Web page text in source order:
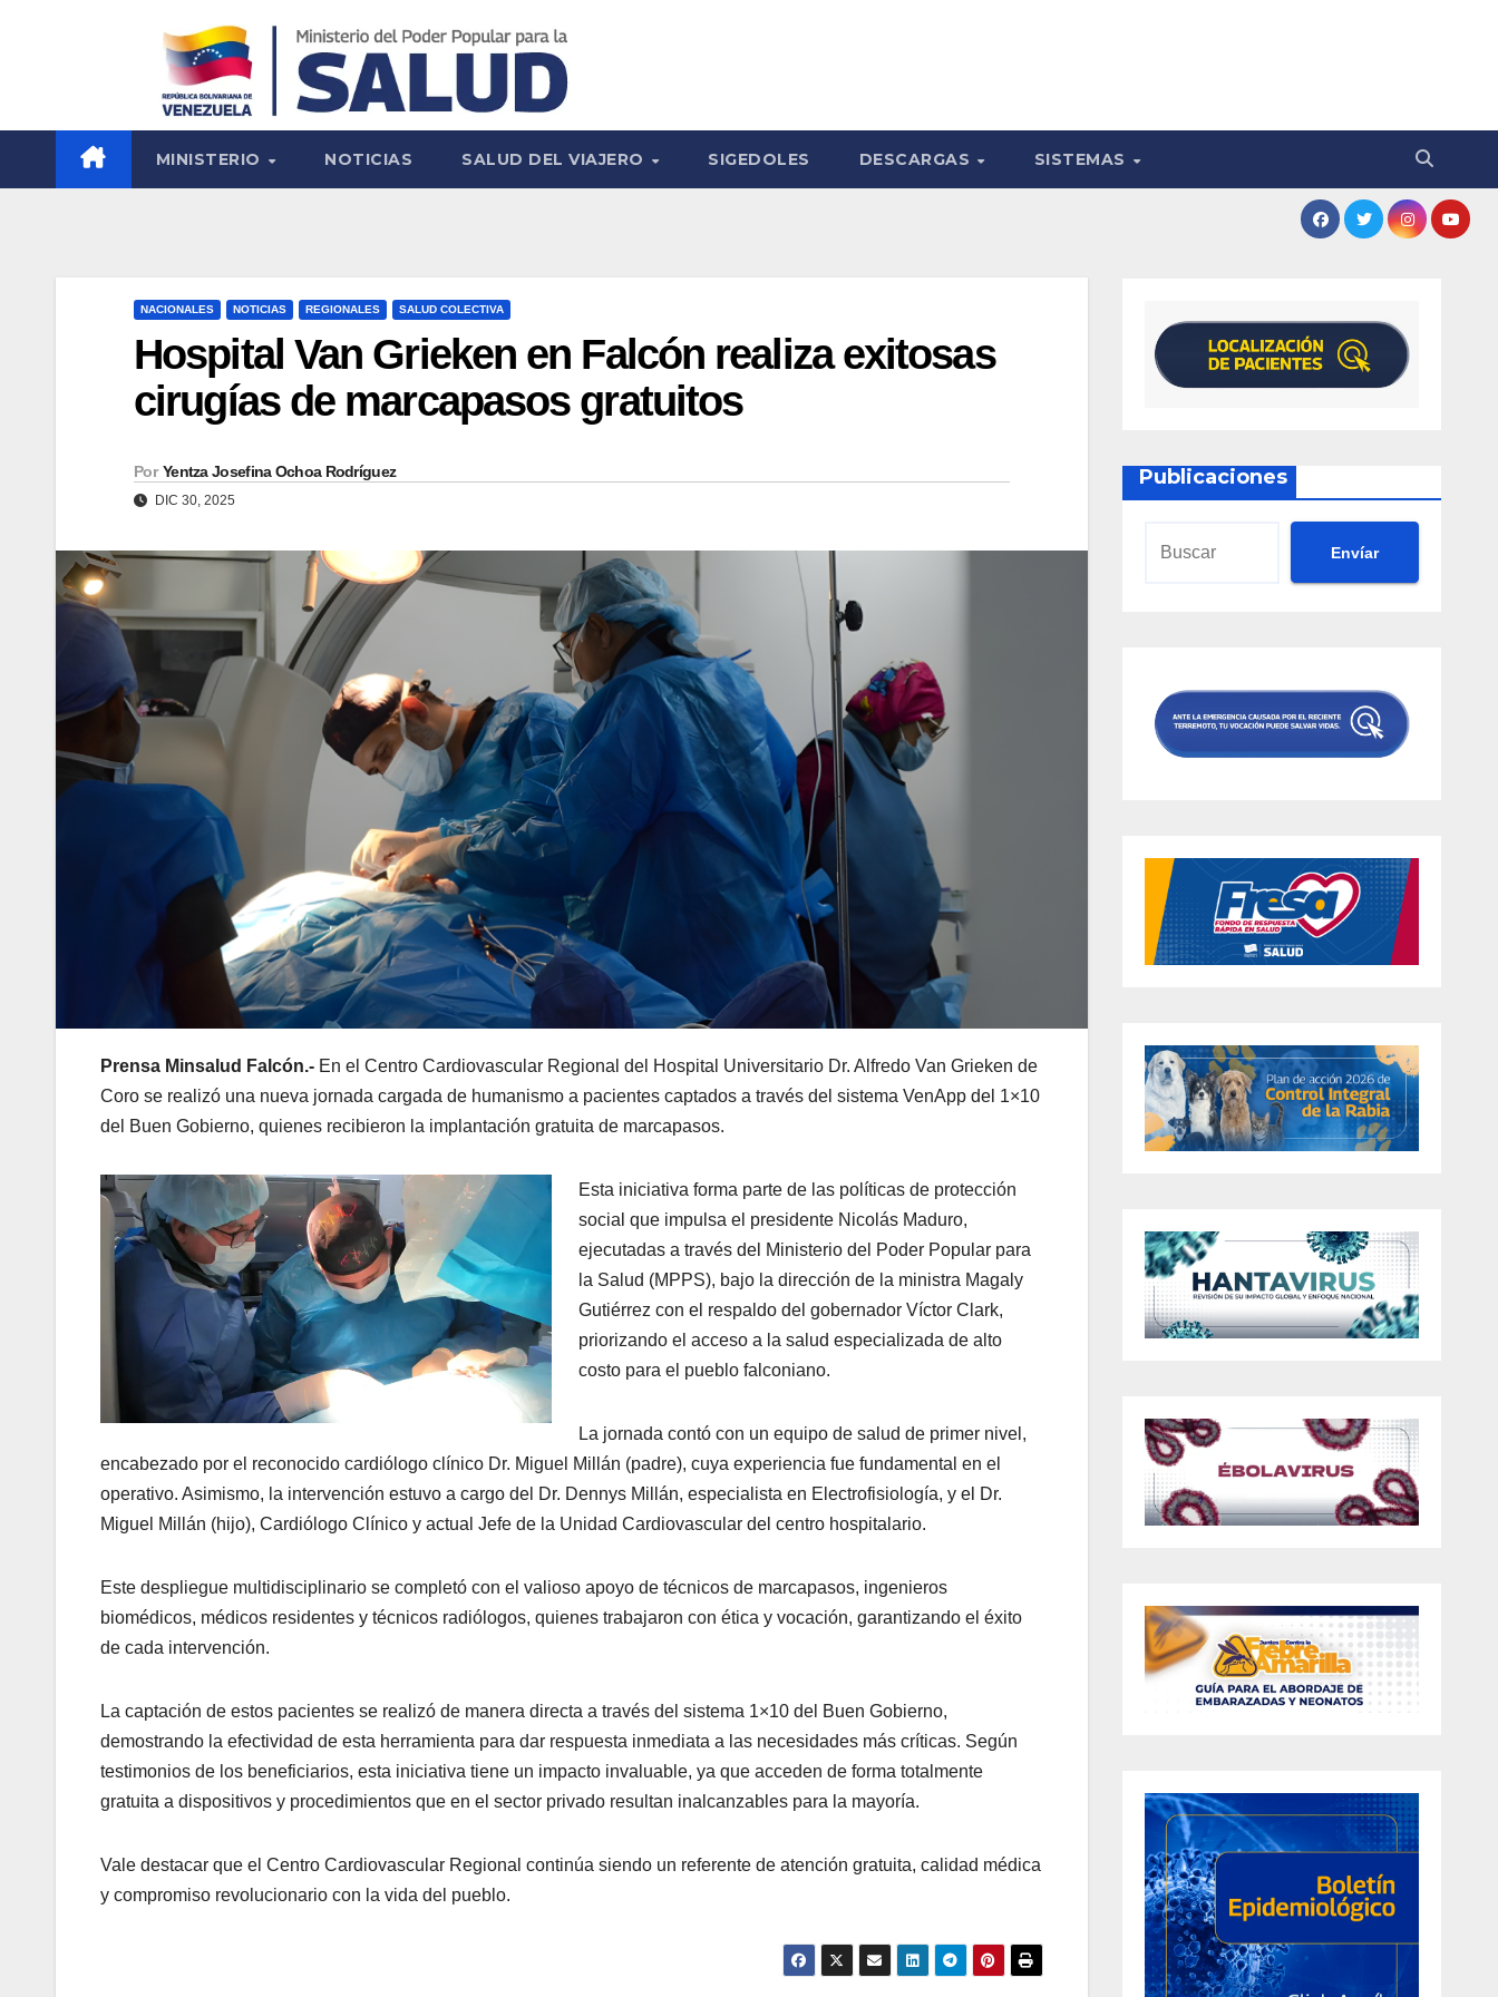
MINISTERIO NOTICIAS SALUD DEL VIAJERO SIGEDOLES DESCARGAS SISTEMAS
NACIONALES NOTICIAS REGIONALES SALUD COLECTIVA
Hospital Van Grieken en Falcón realiza exitosas
cirugías de marcapasos gratuitos
Por Yentza Josefina Ochoa Rodríguez
DIC 30, 2025
Prensa Minsalud Falcón.- En el Centro Cardiovascular Regional del Hospital Universitario Dr. Alfredo Van Grieken de
Coro se realizó una nueva jornada cargada de humanismo a pacientes captados a través del sistema VenApp del 1×10
del Buen Gobierno, quienes recibieron la implantación gratuita de marcapasos.
​Esta iniciativa forma parte de las políticas de protección
social que impulsa el presidente Nicolás Maduro,
ejecutadas a través del Ministerio del Poder Popular para
la Salud (MPPS), bajo la dirección de la ministra Magaly
Gutiérrez con el respaldo del gobernador Víctor Clark,
priorizando el acceso a la salud especializada de alto
costo para el pueblo falconiano.
La jornada contó con un equipo de salud de primer nivel,
encabezado por el reconocido cardiólogo clínico Dr. Miguel Millán (padre), cuya experiencia fue fundamental en el
operativo. Asimismo, la intervención estuvo a cargo del Dr. Dennys Millán, especialista en Electrofisiología, y el Dr.
Miguel Millán (hijo), Cardiólogo Clínico y actual Jefe de la Unidad Cardiovascular del centro hospitalario.
​Este despliegue multidisciplinario se completó con el valioso apoyo de técnicos de marcapasos, ingenieros
biomédicos, médicos residentes y técnicos radiólogos, quienes trabajaron con ética y vocación, garantizando el éxito
de cada intervención.
​La captación de estos pacientes se realizó de manera directa a través del sistema 1×10 del Buen Gobierno,
demostrando la efectividad de esta herramienta para dar respuesta inmediata a las necesidades más críticas. Según
testimonios de los beneficiarios, esta iniciativa tiene un impacto invaluable, ya que acceden de forma totalmente
gratuita a dispositivos y procedimientos que en el sector privado resultan inalcanzables para la mayoría.
Vale destacar que ​el Centro Cardiovascular Regional continúa siendo un referente de atención gratuita, calidad médica
y compromiso revolucionario con la vida del pueblo.
Publicaciones
Envíar